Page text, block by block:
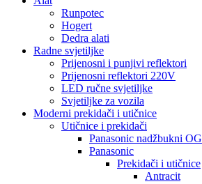
Runpotec
Hogert
Dedra alati
Radne svjetiljke
Prijenosni i punjivi reflektori
Prijenosni reflektori 220V
LED ručne svjetiljke
Svjetiljke za vozila
Moderni prekidači i utičnice
Utičnice i prekidači
Panasonic nadžbukni OG
Panasonic
Prekidači i utičnice
Antracit